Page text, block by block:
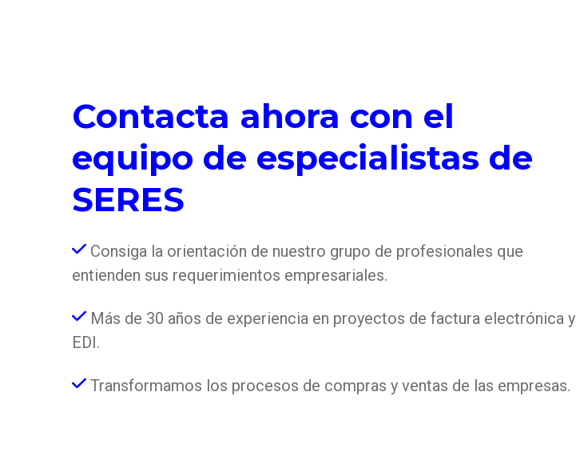
Contacta ahora con el
equipo de especialistas de
SERES
Consiga la orientación de nuestro grupo de profesionales que
entienden sus requerimientos empresariales.
Más de 30 años de experiencia en proyectos de factura electrónica y
EDI.
Transformamos los procesos de compras y ventas de las empresas.